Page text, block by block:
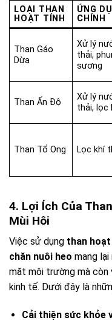
LOẠI THAN
HOẠT TÍNH
ỨNG
CHÍNH
Than Gáo
Dừa
Xử lý
thải,
sương
Than Ấn Độ
Xử lý
thải, lọc
Than Tổ Ong Lọc khí
4. Lợi Ích Của
Mùi Hôi
Việc sử dụng than
chăn nuôi heo mang
mặt môi trường mà còn
kinh tế. Dưới đây là
Cải thiện sức khỏe